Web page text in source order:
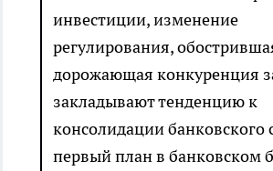
инвестиции, изменение
регулирования,
дорожающая конкуренция
закладывают тенденцию к
консолидации банковского
первый план в банковском